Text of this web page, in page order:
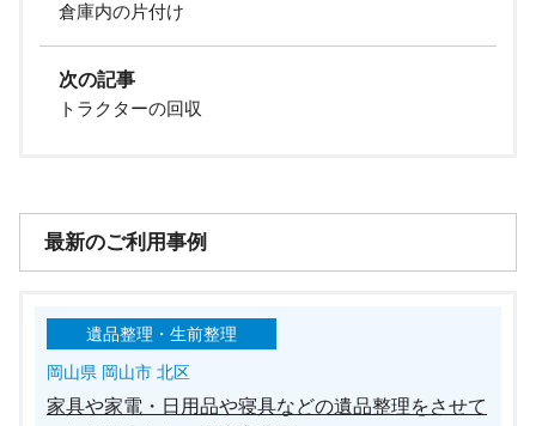
倉庫内の片付け
次の記事
トラクターの回収
最新のご利用事例
遺品整理・生前整理
岡山県 岡山市 北区
家具や家電・日用品や寝具などの遺品整理をさせて